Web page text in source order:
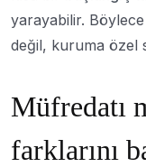
yarayabilir. Böylece
değil, kuruma özel
Müfredatı
farklarını